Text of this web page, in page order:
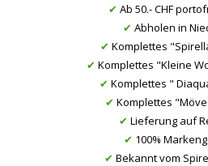
✔ Ab 50.- CHF
✔ Abholen in
✔ Komplettes
✔ Komplettes "Kleine
✔ Komplettes "
✔ Komplettes
✔ Lieferung auf
✔ 100%
✔ Bekannt vom